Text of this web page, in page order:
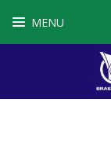
MENU